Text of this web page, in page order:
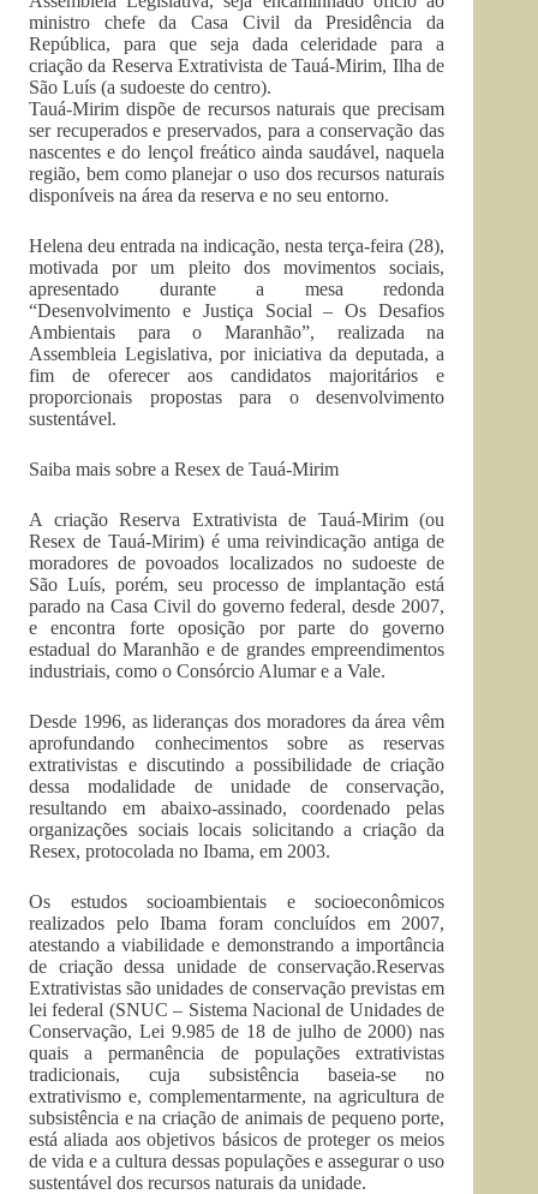
ministro chefe da Casa Civil da Presidência da
República, para que seja dada celeridade para a
criação da Reserva Extrativista de Tauá-Mirim, Ilha de
São Luís (a sudoeste do centro).
Tauá-Mirim dispõe de recursos naturais que precisam
ser recuperados e preservados, para a conservação das
nascentes e do lençol freático ainda saudável, naquela
região, bem como planejar o uso dos recursos naturais
disponíveis na área da reserva e no seu entorno.
Helena deu entrada na indicação, nesta terça-feira (28),
motivada por um pleito dos movimentos sociais,
apresentado durante a mesa redonda
“Desenvolvimento e Justiça Social – Os Desafios
Ambientais para o Maranhão”, realizada na
Assembleia Legislativa, por iniciativa da deputada, a
fim de oferecer aos candidatos majoritários e
proporcionais propostas para o desenvolvimento
sustentável.
Saiba mais sobre a Resex de Tauá-Mirim
A criação Reserva Extrativista de Tauá-Mirim (ou
Resex de Tauá-Mirim) é uma reivindicação antiga de
moradores de povoados localizados no sudoeste de
São Luís, porém, seu processo de implantação está
parado na Casa Civil do governo federal, desde 2007,
e encontra forte oposição por parte do governo
estadual do Maranhão e de grandes empreendimentos
industriais, como o Consórcio Alumar e a Vale.
Desde 1996, as lideranças dos moradores da área vêm
aprofundando conhecimentos sobre as reservas
extrativistas e discutindo a possibilidade de criação
dessa modalidade de unidade de conservação,
resultando em abaixo-assinado, coordenado pelas
organizações sociais locais solicitando a criação da
Resex, protocolada no Ibama, em 2003.
Os estudos socioambientais e socioeconômicos
realizados pelo Ibama foram concluídos em 2007,
atestando a viabilidade e demonstrando a importância
de criação dessa unidade de conservação.Reservas
Extrativistas são unidades de conservação previstas em
lei federal (SNUC – Sistema Nacional de Unidades de
Conservação, Lei 9.985 de 18 de julho de 2000) nas
quais a permanência de populações extrativistas
tradicionais, cuja subsistência baseia-se no
extrativismo e, complementarmente, na agricultura de
subsistência e na criação de animais de pequeno porte,
está aliada aos objetivos básicos de proteger os meios
de vida e a cultura dessas populações e assegurar o uso
sustentável dos recursos naturais da unidade.